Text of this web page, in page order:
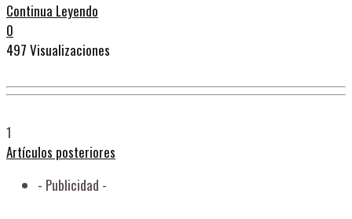
Continua Leyendo
0
497 Visualizaciones
1
Artículos posteriores
- Publicidad -